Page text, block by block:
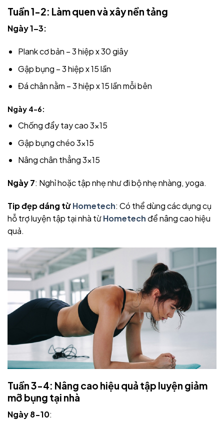
Tuần 1-2: Làm quen và xây nền tảng
Ngày 1–3:
Plank cơ bản – 3 hiệp x 30 giây
Gập bụng – 3 hiệp x 15 lần
Đá chân nằm – 3 hiệp x 15 lần mỗi bên
Ngày 4-6:
Chống đẩy tay cao 3×15
Gập bụng chéo 3×15
Nâng chân thẳng 3×15
Ngày 7: Nghỉ hoặc tập nhẹ như đi bộ nhẹ nhàng, yoga.
Tip đẹp dáng từHometech: Có thể dùng các dụng cụ
hỗ trợ luyện tập tại nhà từHometech để nâng cao hiệu
quả.
Tuần 3-4: Nâng cao hiệu quả tập luyện giảm
mỡ bụng tại nhà
Ngày 8-10: